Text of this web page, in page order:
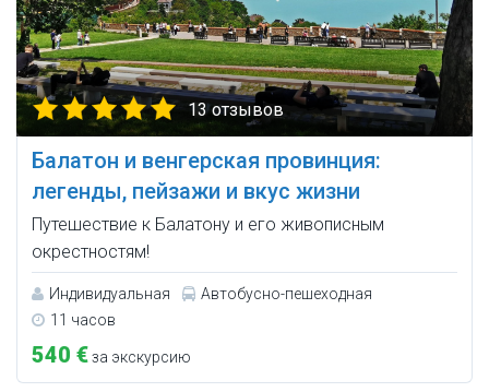
13 отзывов
Балатон и венгерская провинция:
легенды, пейзажи и вкус жизни
Путешествие к Балатону и его живописным
окрестностям!
Индивидуальная
Автобусно-пешеходная
11 часов
540 €за экскурсию